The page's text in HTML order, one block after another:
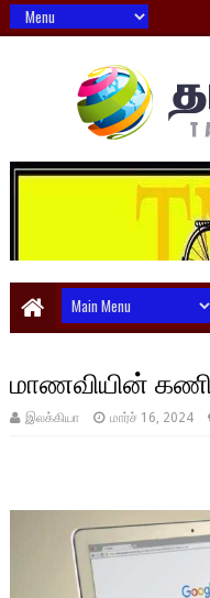
மாணவியின்
இலக்கியா மார்ச் 16, 2024